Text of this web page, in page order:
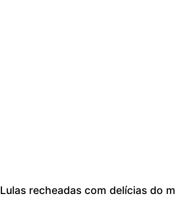
Lulas recheadas com delícias do